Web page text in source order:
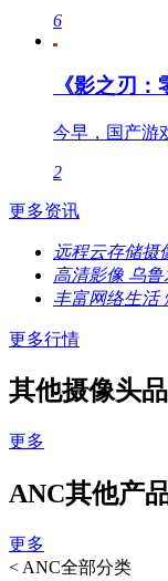
6
《影之刃
今早，国产游
2
更多资讯
远程云存储摄
高清影像 乌
丰富网络生活
更多行情
其他摄像头
更多
ANC其他产
更多
< ANC全部分类